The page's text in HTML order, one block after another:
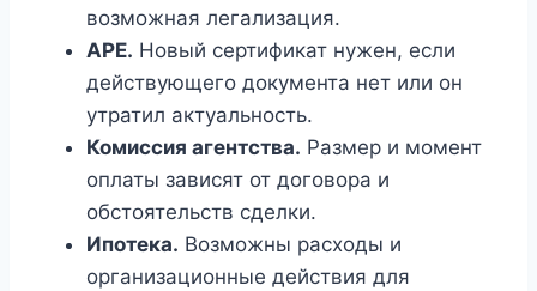
возможная легализация.
APE. Новый сертификат нужен, если
действующего документа нет или он
утратил актуальность.
Комиссия агентства. Размер и момент
оплаты зависят от договора и
обстоятельств сделки.
Ипотека. Возможны расходы и
организационные действия для